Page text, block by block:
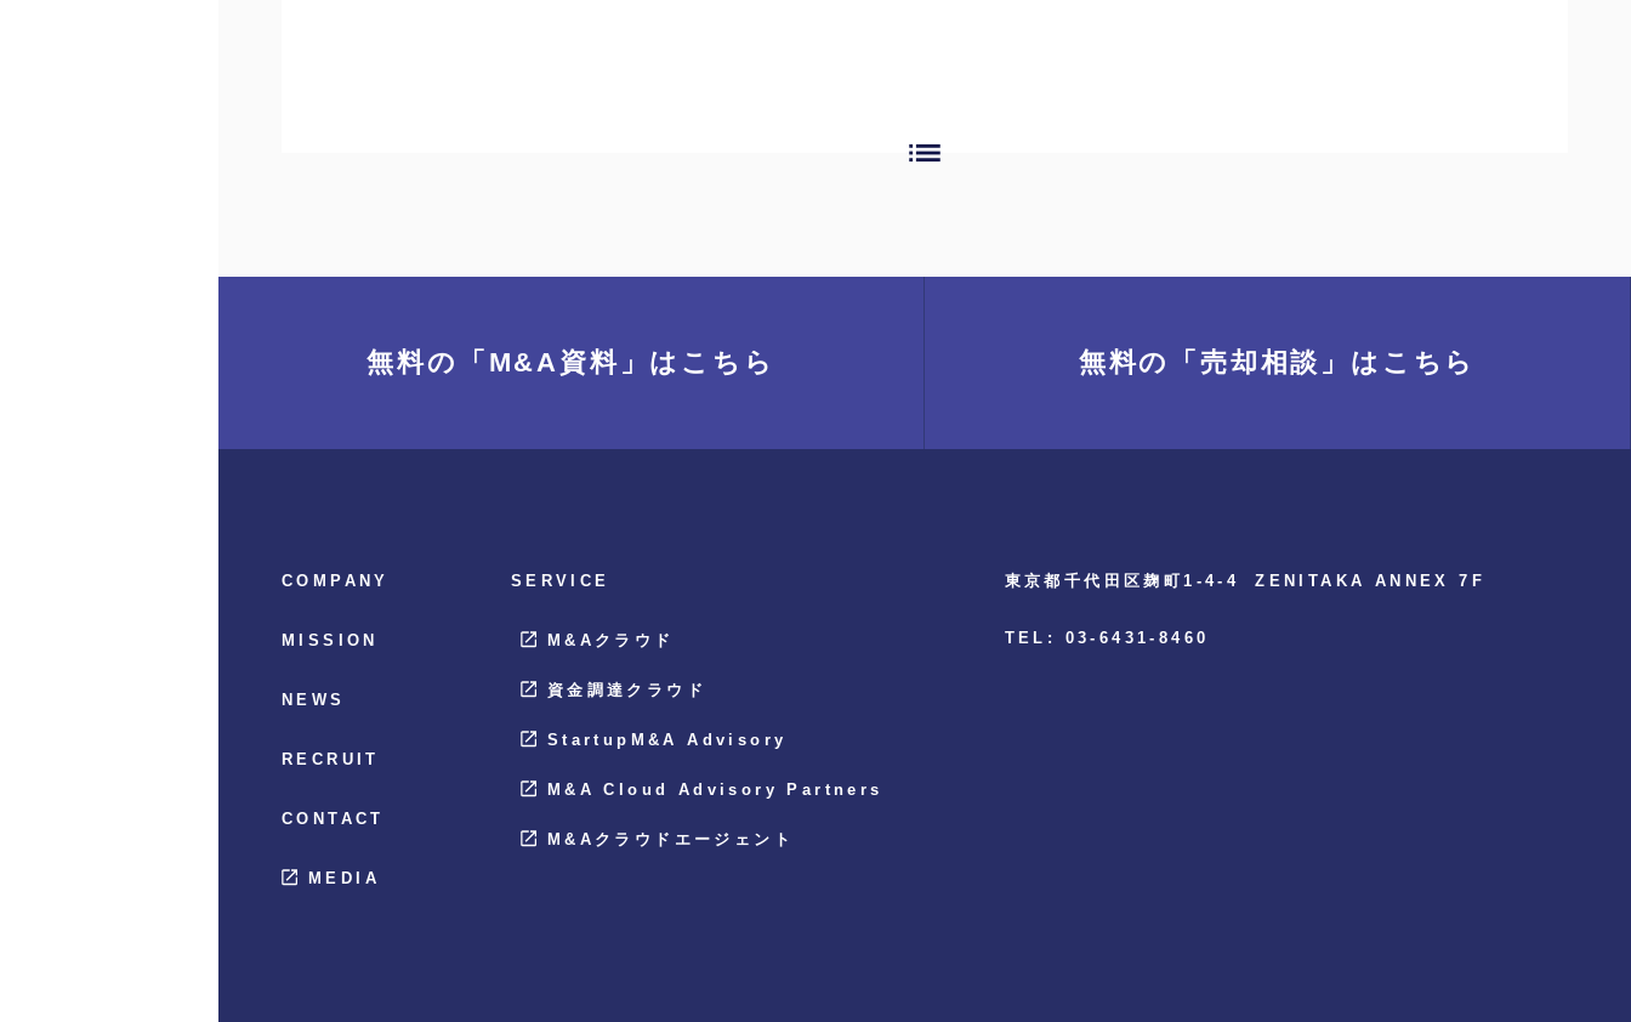
list
無料の「M&A資料」 はこちら 無料の「売却相談」 はこちら
COMPANY
MISSION
NEWS
RECRUIT
CONTACT
MEDIA
SERVICE
M&Aクラウド
資金調達クラウド
StartupM&A Advisory
M&A Cloud Advisory Partners
M&Aクラウドエージェント
東京都千代田区麹町1-4-4 ZENITAKA ANNEX 7F
TEL: 03-6431-8460